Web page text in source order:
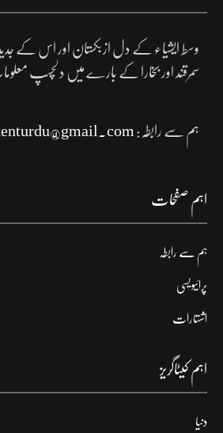
وسط ایشیاء کے دل ازبکستان اور اس کے جدید
سمرقند اور بخارا کے بارے میں دلچسپ
ہم سے رابطہ:
اہم صفحات
ہم سے رابطہ
پرائیویسی
اشتہارات
اہم کیٹاگریز
دنیا